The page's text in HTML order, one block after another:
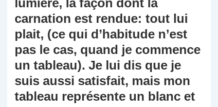
carnation est rendue: tout lui
plait, (ce qui d’habitude n’est
pas le cas, quand je commence
un tableau). Je lui dis que je
suis aussi satisfait, mais mon
tableau représente un blanc et